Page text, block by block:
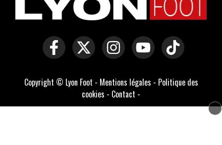
Copyright © Lyon Foot - Mentions légales - Politique des
cookies - Contact -